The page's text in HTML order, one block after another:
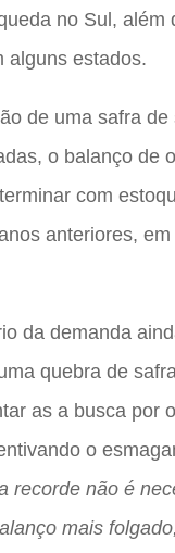
no Sul, além
alguns estados.
de uma safra
o balanço de
com
anteriores,
da demanda
quebra de
as a busca por
o
recorde não é
mais